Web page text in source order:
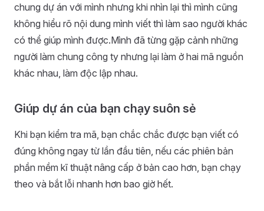
chung dự án với mình nhưng khi nhìn lại thì mình cũng
không hiểu rõ nội dung mình viết thì làm sao người khác
có thể giúp mình được.Mình đã từng gặp cảnh những
người làm chung công ty nhưng lại làm ở hai mã nguồn
khác nhau, làm độc lập nhau.
Giúp dự án của bạn chạy suôn sẻ
Khi bạn kiểm tra mã, bạn chắc chắc được bạn viết có
đúng không ngay từ lần đầu tiên, nếu các phiên bản
phần mềm kĩ thuật nâng cấp ở bản cao hơn, bạn chạy
theo và bắt lỗi nhanh hơn bao giờ hết.